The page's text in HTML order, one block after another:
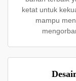
ketat untuk
mampu